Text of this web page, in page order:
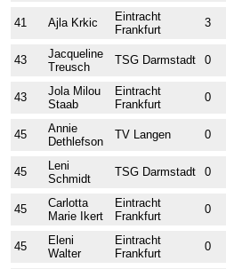
41 Ajla Krkic
Eintracht
Frankfurt
3
43
Jacqueline
Treusch
TSG Darmstadt 0
43
Jola Milou
Staab
Eintracht
Frankfurt
0
45
Annie
Dethlefson
TV Langen 0
45
Leni
Schmidt
TSG Darmstadt 0
45
Carlotta
Marie Ikert
Eintracht
Frankfurt
0
45
Eleni
Walter
Eintracht
Frankfurt
0